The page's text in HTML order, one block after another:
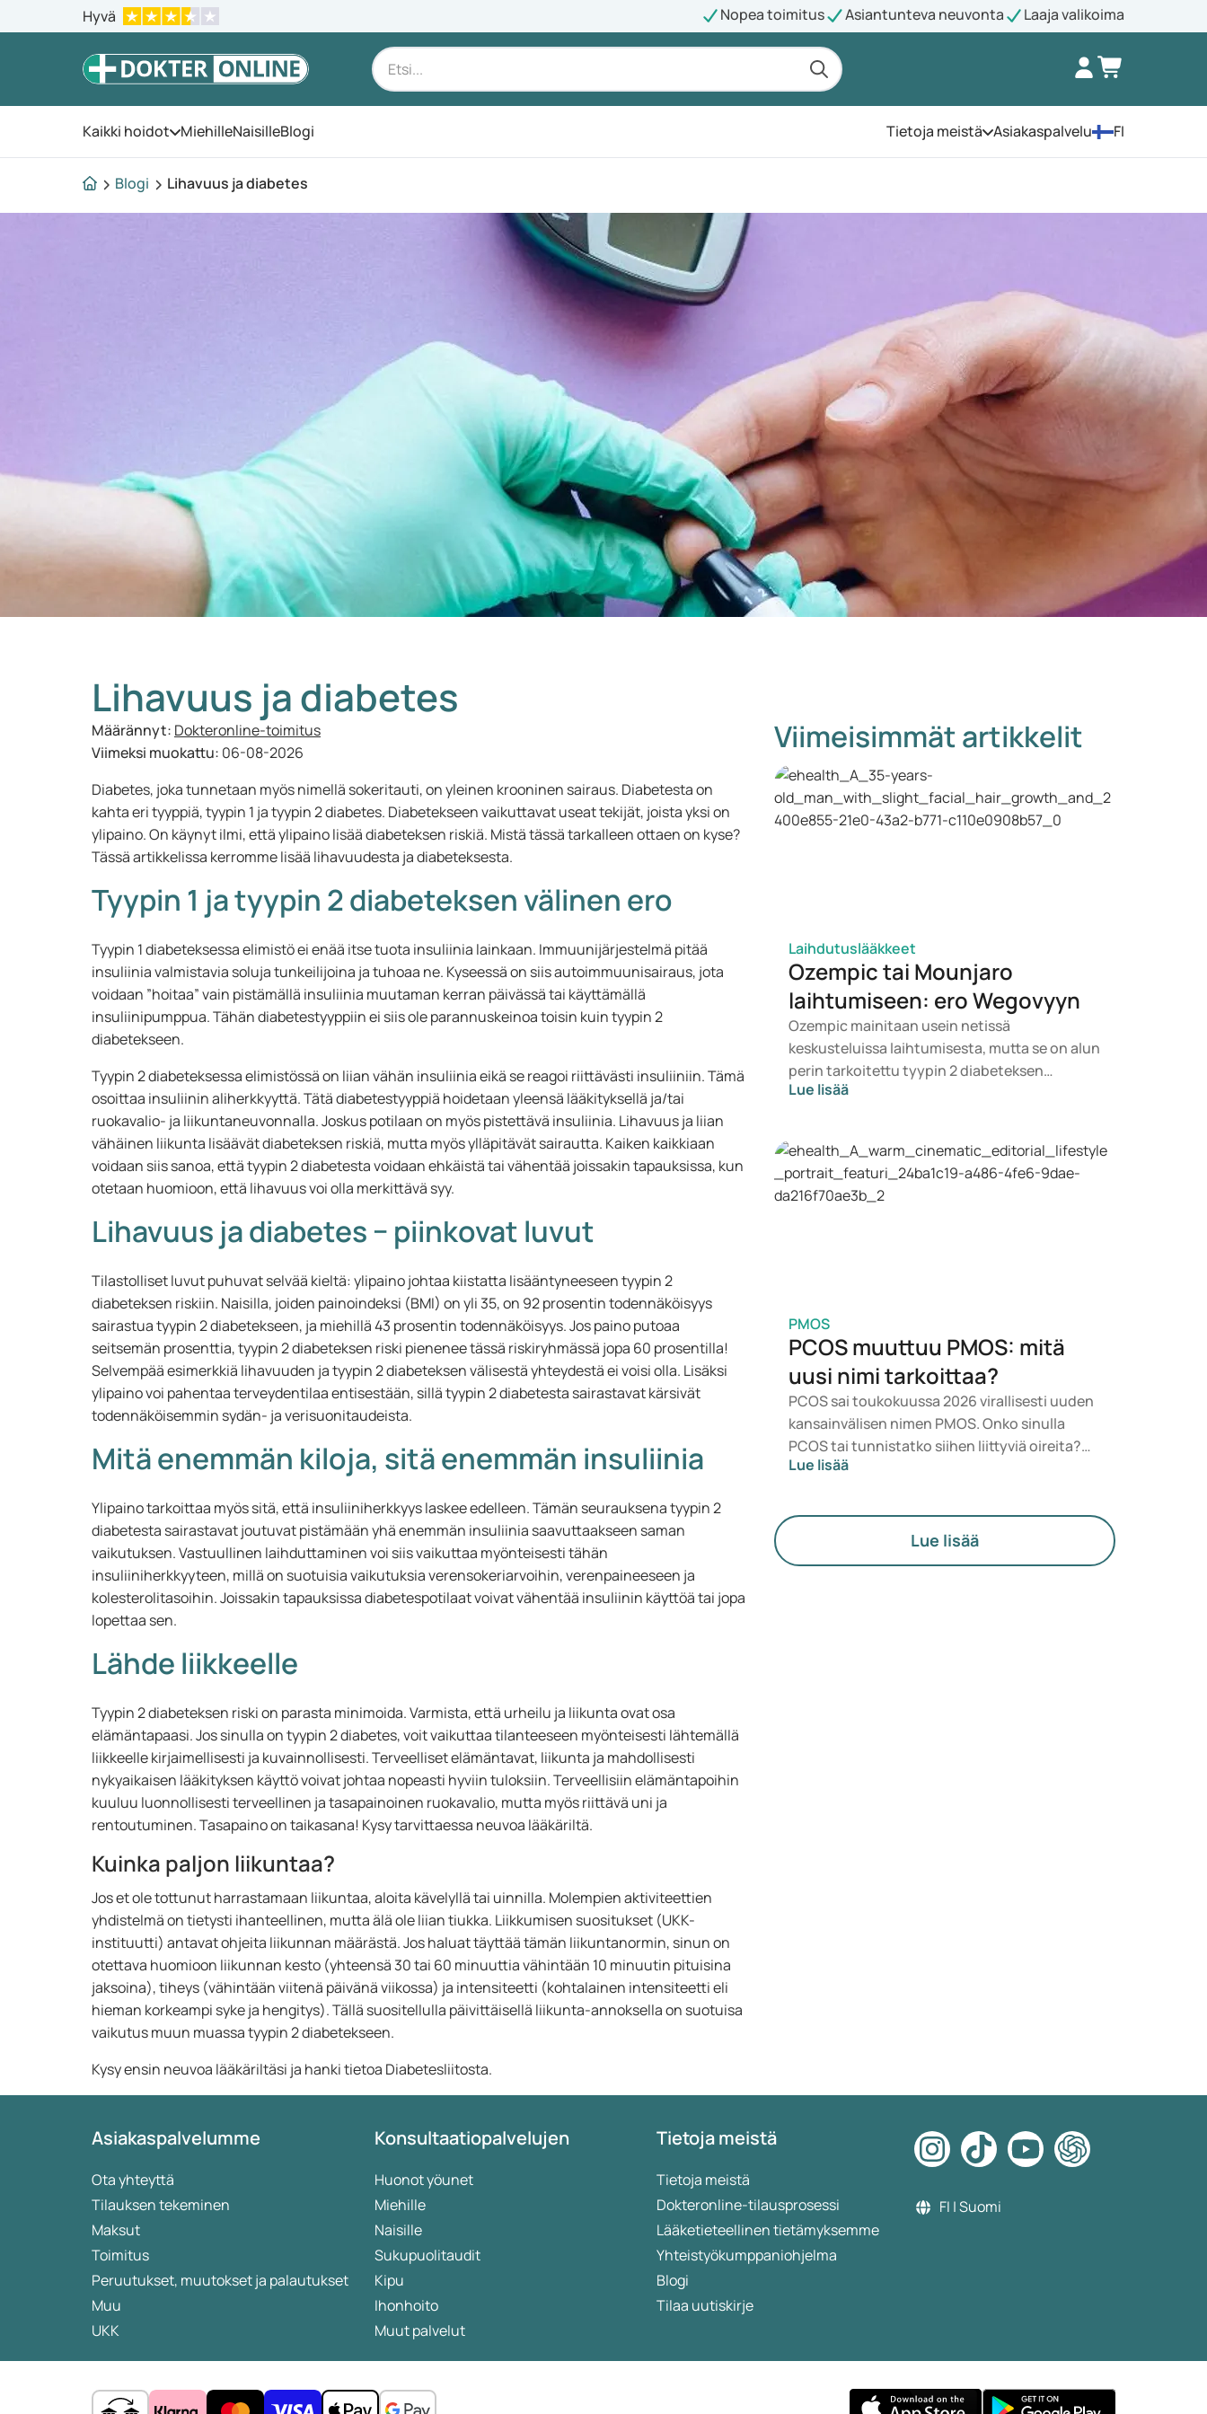
Hyvä Nopea toimitus Asiantunteva neuvonta Laaja valikoima
Kaikki hoidot Avaa valikko
MiehilleNaisilleBlogi Tietoja meistä Avaa valikko
Asiakaspalvelu FI
Blogi Lihavuus ja diabetes
Lihavuus ja diabetes
Määrännyt: Dokteronline-toimitus
Viimeksi muokattu: 06-08-2026
Diabetes, joka tunnetaan myös nimellä sokeritauti, on yleinen krooninen sairaus. Diabetesta on
kahta eri tyyppiä, tyypin 1 ja tyypin 2 diabetes. Diabetekseen vaikuttavat useat tekijät, joista yksi on
ylipaino. On käynyt ilmi, että ylipaino lisää diabeteksen riskiä. Mistä tässä tarkalleen ottaen on kyse?
Tässä artikkelissa kerromme lisää lihavuudesta ja diabeteksesta.
Tyypin 1 ja tyypin 2 diabeteksen välinen ero
Tyypin 1 diabeteksessa elimistö ei enää itse tuota insuliinia lainkaan. Immuunijärjestelmä pitää
insuliinia valmistavia soluja tunkeilijoina ja tuhoaa ne. Kyseessä on siis autoimmuunisairaus, jota
voidaan ”hoitaa” vain pistämällä insuliinia muutaman kerran päivässä tai käyttämällä
insuliinipumppua. Tähän diabetestyyppiin ei siis ole parannuskeinoa toisin kuin tyypin 2
diabetekseen.
Tyypin 2 diabeteksessa elimistössä on liian vähän insuliinia eikä se reagoi riittävästi insuliiniin. Tämä
osoittaa insuliinin aliherkkyyttä. Tätä diabetestyyppiä hoidetaan yleensä lääkityksellä ja/tai
ruokavalio- ja liikuntaneuvonnalla. Joskus potilaan on myös pistettävä insuliinia. Lihavuus ja liian
vähäinen liikunta lisäävät diabeteksen riskiä, mutta myös ylläpitävät sairautta. Kaiken kaikkiaan
voidaan siis sanoa, että tyypin 2 diabetesta voidaan ehkäistä tai vähentää joissakin tapauksissa, kun
otetaan huomioon, että lihavuus voi olla merkittävä syy.
Lihavuus ja diabetes − piinkovat luvut
Tilastolliset luvut puhuvat selvää kieltä: ylipaino johtaa kiistatta lisääntyneeseen tyypin 2
diabeteksen riskiin. Naisilla, joiden painoindeksi (BMI) on yli 35, on 92 prosentin todennäköisyys
sairastua tyypin 2 diabetekseen, ja miehillä 43 prosentin todennäköisyys. Jos paino putoaa
seitsemän prosenttia, tyypin 2 diabeteksen riski pienenee tässä riskiryhmässä jopa 60 prosentilla!
Selvempää esimerkkiä lihavuuden ja tyypin 2 diabeteksen välisestä yhteydestä ei voisi olla. Lisäksi
ylipaino voi pahentaa terveydentilaa entisestään, sillä tyypin 2 diabetesta sairastavat kärsivät
todennäköisemmin sydän- ja verisuonitaudeista.
Mitä enemmän kiloja, sitä enemmän insuliinia
Ylipaino tarkoittaa myös sitä, että insuliiniherkkyys laskee edelleen. Tämän seurauksena tyypin 2
diabetesta sairastavat joutuvat pistämään yhä enemmän insuliinia saavuttaakseen saman
vaikutuksen. Vastuullinen laihduttaminen voi siis vaikuttaa myönteisesti tähän
insuliiniherkkyyteen, millä on suotuisia vaikutuksia verensokeriarvoihin, verenpaineeseen ja
kolesterolitasoihin. Joissakin tapauksissa diabetespotilaat voivat vähentää insuliinin käyttöä tai jopa
lopettaa sen.
Lähde liikkeelle
Tyypin 2 diabeteksen riski on parasta minimoida. Varmista, että urheilu ja liikunta ovat osa
elämäntapaasi. Jos sinulla on tyypin 2 diabetes, voit vaikuttaa tilanteeseen myönteisesti lähtemällä
liikkeelle kirjaimellisesti ja kuvainnollisesti. Terveelliset elämäntavat, liikunta ja mahdollisesti
nykyaikaisen lääkityksen käyttö voivat johtaa nopeasti hyviin tuloksiin. Terveellisiin elämäntapoihin
kuuluu luonnollisesti terveellinen ja tasapainoinen ruokavalio, mutta myös riittävä uni ja
rentoutuminen. Tasapaino on taikasana! Kysy tarvittaessa neuvoa lääkäriltä.
Kuinka paljon liikuntaa?
Jos et ole tottunut harrastamaan liikuntaa, aloita kävelyllä tai uinnilla. Molempien aktiviteettien
yhdistelmä on tietysti ihanteellinen, mutta älä ole liian tiukka. Liikkumisen suositukset (UKK-
instituutti) antavat ohjeita liikunnan määrästä. Jos haluat täyttää tämän liikuntanormin, sinun on
otettava huomioon liikunnan kesto (yhteensä 30 tai 60 minuuttia vähintään 10 minuutin pituisina
jaksoina), tiheys (vähintään viitenä päivänä viikossa) ja intensiteetti (kohtalainen intensiteetti eli
hieman korkeampi syke ja hengitys). Tällä suositellulla päivittäisellä liikunta-annoksella on suotuisa
vaikutus muun muassa tyypin 2 diabetekseen.
Kysy ensin neuvoa lääkäriltäsi ja hanki tietoa Diabetesliitosta.
Viimeisimmät artikkelit
Laihdutuslääkkeet
Ozempic tai Mounjaro
laihtumiseen: ero Wegovyyn
Ozempic mainitaan usein netissä
keskusteluissa laihtumisesta, mutta se on alun
perin tarkoitettu tyypin 2 diabeteksen
hoitoon. Jos etsit lääkettä painonhallintaan,
Sopivan hoidon valitsee lääkäri
terveydentilasi, BMI:si ja käyttämäsi
lääkityksen perusteella.
Lue lisää
PMOS
PCOS muuttuu PMOS: mitä
uusi nimi tarkoittaa?
PCOS sai toukokuussa 2026 virallisesti uuden
kansainvälisen nimen PMOS. Onko sinulla
PCOS tai tunnistatko siihen liittyviä oireita?
Lääketieteellisesti mikään ei muutu heti. Uusi
aineenvaihduntaa ja munasarjojen toimintaa.
Lue lisää
Lue lisää
Asiakaspalvelumme
Ota yhteyttä
Tilauksen tekeminen
Maksut
Toimitus
Peruutukset, muutokset ja palautukset
Muu
UKK
Konsultaatiopalvelujen
Huonot yöunet
Miehille
Naisille
Sukupuolitaudit
Kipu
Ihonhoito
Muut palvelut
Tietoja meistä
Tietoja meistä
Dokteronline-tilausprosessi
Lääketieteellinen tietämyksemme
Yhteistyökumppaniohjelma
Blogi
Tilaa uutiskirje
FI | Suomi